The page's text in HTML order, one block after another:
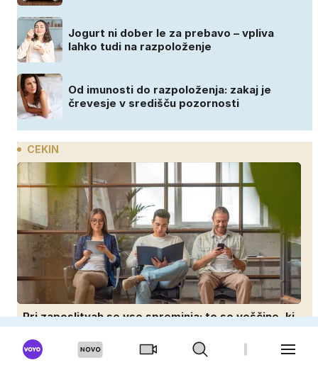
Jogurt ni dober le za prebavo – vpliva
lahko tudi na razpoloženje
Od imunosti do razpoloženja: zakaj je
črevesje v središču pozornosti
CEKIN
Pri zaposlitvah se vse spreminja: to so veščine, ki
vam lahko prinesejo višjo plačo
Mislite, da je milijon evrov dovolj za